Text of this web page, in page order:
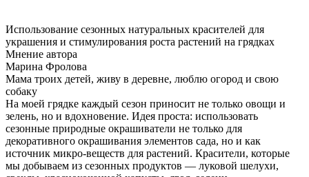
Использование сезонных натуральных красителей для
украшения и стимулирования роста растений на грядках
Мнение автора
Марина Фролова
Мама троих детей, живу в деревне, люблю огород и свою
собаку
На моей грядке каждый сезон приносит не только овощи и
зелень, но и вдохновение. Идея проста: использовать
сезонные природные окрашиватели не только для
декоративного окрашивания элементов сада, но и как
источник микро-веществ для растений. Красители, которые
мы добываем из сезонных продуктов — луковой шелухи,